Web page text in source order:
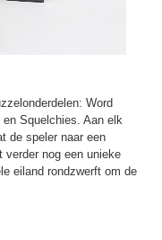
Word
Squelchies. Aan elk
de speler naar een
verder nog een unieke
eiland rondzwerft om de